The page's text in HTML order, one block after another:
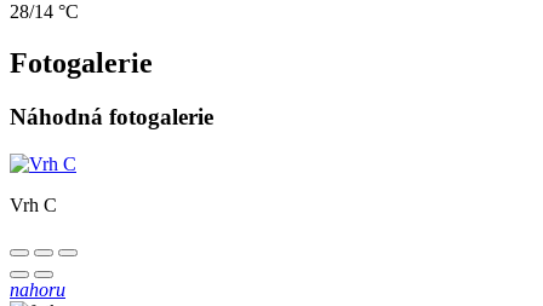
28/14 °C
Fotogalerie
Náhodná fotogalerie
Vrh C
nahoru